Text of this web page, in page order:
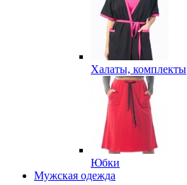
Халаты, комплекты
Юбки
Мужская одежда